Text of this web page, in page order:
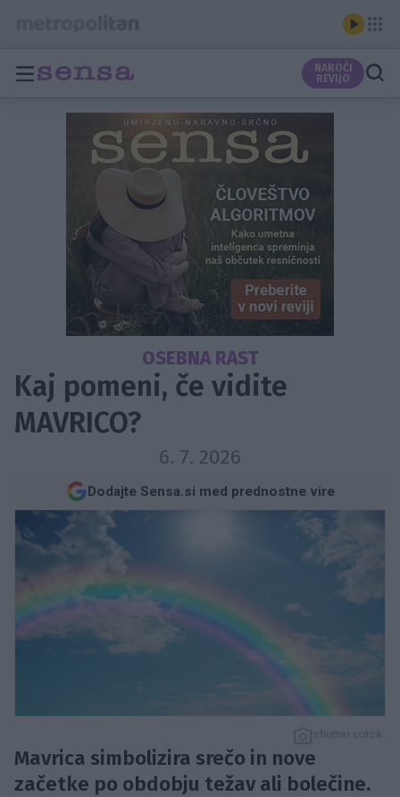
NAROČI
REVIJO
OSEBNA RAST
Kaj pomeni, če vidite
MAVRICO?
6. 7. 2026
Dodajte Sensa.si med prednostne vire
Mavrica simbolizira srečo in nove
začetke po obdobju težav ali bolečine.